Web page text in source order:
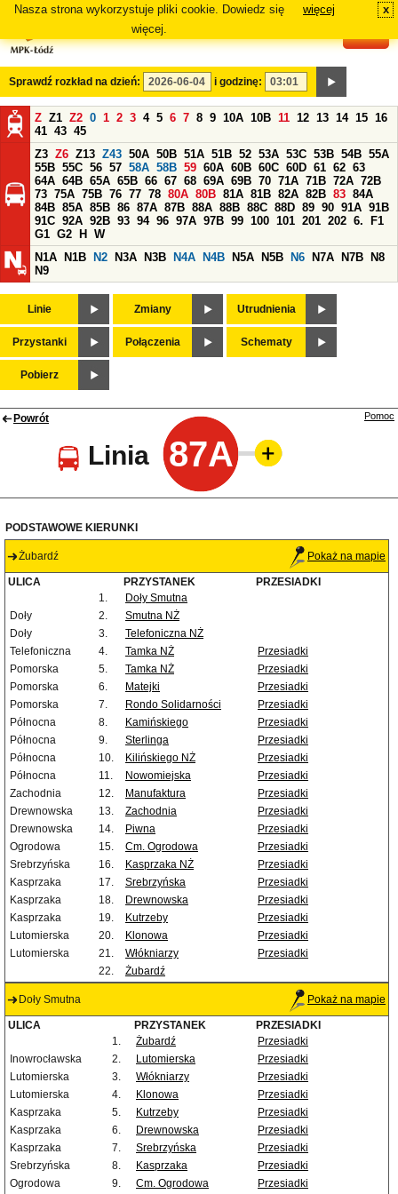
Nasza strona wykorzystuje pliki cookie. Dowiedz się
więcej.
więcej x
Sprawdź rozkład na dzień: i godzinę:
Z Z1 Z2 0 1 2 3 4 5 6 7 8 9 10A 10B 11 12 13 14 15 16
41 43 45
Z3 Z6 Z13 Z43 50A 50B 51A 51B 52 53A 53C 53B 54B 55A
55B 55C 56 57 58A 58B 59 60A 60B 60C 60D 61 62 63
64A 64B 65A 65B 66 67 68 69A 69B 70 71A 71B 72A 72B
73 75A 75B 76 77 78 80A 80B 81A 81B 82A 82B 83 84A
84B 85A 85B 86 87A 87B 88A 88B 88C 88D 89 90 91A 91B
91C 92A 92B 93 94 96 97A 97B 99 100 101 201 202 6.
F1
G1 G2 H
W
N1A
N1B N2 N3A N3B N4A N4B N5A N5B N6 N7A N7B
N8
N9
Linie Zmiany Utrudnienia
Przystanki Połączenia Schematy
Pobierz
Powrót
Linia 87A
Pomoc
PODSTAWOWE KIERUNKI
Żubardź Pokaż na mapie
ULICA PRZYSTANEK
PRZESIADKI
1.
Doły Smutna
Doły
2.
Smutna NŻ
Doły
3.
Telefoniczna NŻ
Telefoniczna
4. Tamka NŻ
Przesiadki
Pomorska
5. Tamka NŻ
Przesiadki
Pomorska
6. Matejki
Przesiadki
Pomorska
7. Rondo Solidarności
Przesiadki
Północna
8. Kamińskiego
Przesiadki
Północna
9. Sterlinga
Przesiadki
Północna
10. Kilińskiego NŻ
Przesiadki
Północna
11. Nowomiejska
Przesiadki
Zachodnia
12. Manufaktura
Przesiadki
Drewnowska
13. Zachodnia
Przesiadki
Drewnowska
14. Piwna
Przesiadki
Ogrodowa
15. Cm. Ogrodowa
Przesiadki
Srebrzyńska
16. Kasprzaka NŻ
Przesiadki
Kasprzaka
17. Srebrzyńska
Przesiadki
Kasprzaka
18. Drewnowska
Przesiadki
Kasprzaka
19. Kutrzeby
Przesiadki
Lutomierska
20. Klonowa
Przesiadki
Lutomierska
21. Włókniarzy
Przesiadki
22.
Żubardź
Doły Smutna Pokaż na mapie
ULICA PRZYSTANEK
PRZESIADKI
1.
Żubardź
Przesiadki
Inowrocławska
2. Lutomierska
Przesiadki
Lutomierska
3. Włókniarzy
Przesiadki
Lutomierska
4. Klonowa
Przesiadki
Kasprzaka
5. Kutrzeby
Przesiadki
Kasprzaka
6. Drewnowska
Przesiadki
Kasprzaka
7. Srebrzyńska
Przesiadki
Srebrzyńska
8. Kasprzaka
Przesiadki
Ogrodowa
9. Cm. Ogrodowa Przesiadki